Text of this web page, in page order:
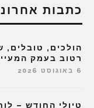
כתבות
הולכים, טובלים,
רטוב בעמק
6 באוגוסט 2026
טיולי החודש –